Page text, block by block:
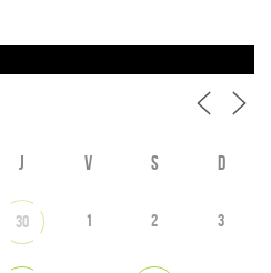
J V S D
30 1 2 3